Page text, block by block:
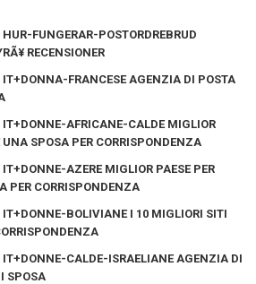
FUNGERAR-POSTORDREBRUD
RECENSIONER
FRANCESE AGENZIA DI POSTA
AFRICANE-CALDE MIGLIOR
UNA SPOSA PER CORRISPONDENZA
AZERE MIGLIOR PAESE PER
PER CORRISPONDENZA
BOLIVIANE I 10 MIGLIORI SITI
CALDE-ISRAELIANE AGENZIA DI
SPOSA